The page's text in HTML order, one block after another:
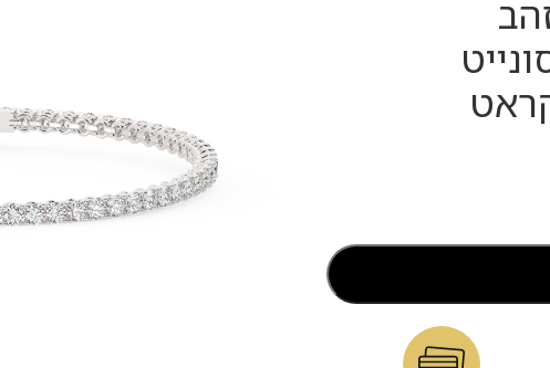
זהב
3.36 סמ קראט